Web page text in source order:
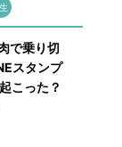
で乗り切
スタンプ
こった？